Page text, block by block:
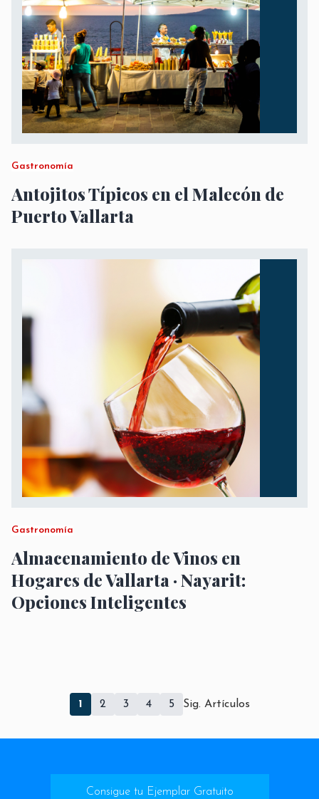
Gastronomía
Antojitos Típicos en el Malecón de
Puerto Vallarta
Gastronomía
Almacenamiento de Vinos en
Hogares de Vallarta · Nayarit:
Opciones Inteligentes
1 2 3 4 5 Sig. Artículos
Consigue tu Ejemplar Gratuito